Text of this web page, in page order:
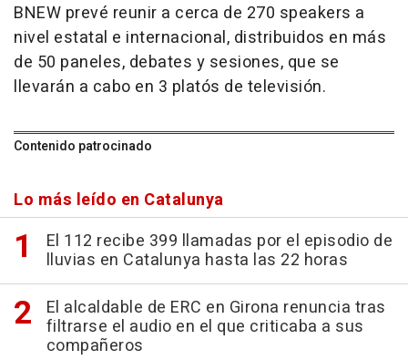
BNEW prevé reunir a cerca de 270 speakers a
nivel estatal e internacional, distribuidos en más
de 50 paneles, debates y sesiones, que se
llevarán a cabo en 3 platós de televisión.
Contenido patrocinado
Lo más leído en Catalunya
El 112 recibe 399 llamadas por el episodio de
lluvias en Catalunya hasta las 22 horas
El alcaldable de ERC en Girona renuncia tras
filtrarse el audio en el que criticaba a sus
compañeros